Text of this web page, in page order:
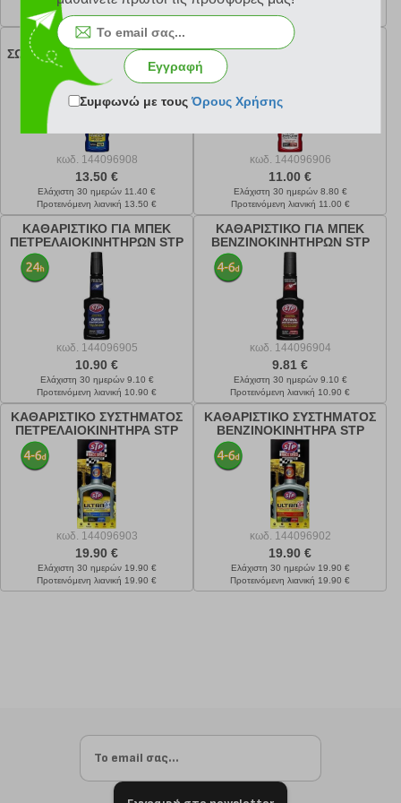
Ελάχιστη 30 ημερών 7.10 €
Προτεινόμενη λιανική 8.90 €
Ελάχιστη 30 ημερών 9.80 €
Προτεινόμενη λιανική 10.90 €
ΚΑΘΑΡΙΣΤΙΚΟ ΦΙΛΤΡΟΥ
ΣΩΜΑΤΙΔΙΩΝ STP DPF 200ML
(662000115)
κωδ. 144096908
13.50 €
Ελάχιστη 30 ημερών 11.40 €
Προτεινόμενη λιανική 13.50 €
ΚΑΘΑΡΙΣΤΙΚΟ ΜΗΧΑΝΗΣ
ΒΕΝΖΙΝΟΚΙΝΗΤΗΡΑ STP
START-STOP (742000115)
κωδ. 144096906
11.00 €
Ελάχιστη 30 ημερών 8.80 €
Προτεινόμενη λιανική 11.00 €
ΚΑΘΑΡΙΣΤΙΚΟ ΓΙΑ ΜΠΕΚ
ΠΕΤΡΕΛΑΙΟΚΙΝΗΤΗΡΩΝ STP
200ML (592000115)
κωδ. 144096905
10.90 €
Ελάχιστη 30 ημερών 9.10 €
Προτεινόμενη λιανική 10.90 €
ΚΑΘΑΡΙΣΤΙΚΟ ΓΙΑ ΜΠΕΚ
ΒΕΝΖΙΝΟΚΙΝΗΤΗΡΩΝ STP
200ML (532001115)
κωδ. 144096904
9.81 €
Ελάχιστη 30 ημερών 9.10 €
Προτεινόμενη λιανική 10.90 €
ΚΑΘΑΡΙΣΤΙΚΟ ΣΥΣΤΗΜΑΤΟΣ
ΠΕΤΡΕΛΑΙΟΚΙΝΗΤΗΡΑ STP
ULTRA 5 IN 1 400ML
(774000115)
κωδ. 144096903
19.90 €
Ελάχιστη 30 ημερών 19.90 €
Προτεινόμενη λιανική 19.90 €
ΚΑΘΑΡΙΣΤΙΚΟ ΣΥΣΤΗΜΑΤΟΣ
ΒΕΝΖΙΝΟΚΙΝΗΤΗΡΑ STP
ULTRA 5 IN 1 400ML
(764000115)
κωδ. 144096902
19.90 €
Ελάχιστη 30 ημερών 19.90 €
Προτεινόμενη λιανική 19.90 €
Εγγραφή
Συμφωνώ με τουςΌρους Χρήσης